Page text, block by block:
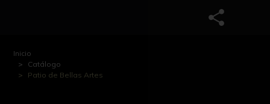
Inicio
Catálogo
Patio de Bellas Artes